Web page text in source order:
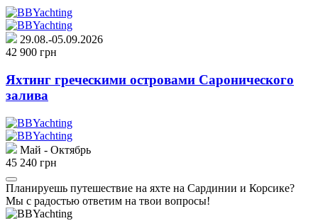
29.08.-05.09.2026
42 900 грн
Яхтинг греческими островами Саронического
залива
Май - Октябрь
45 240 грн
Планируешь путешествие на яхте на Сардинии и Корсике?
Мы с радостью ответим на твои вопросы!